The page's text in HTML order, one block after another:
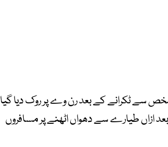
سے ٹکرانے کے بعد رن وے پر روک دیا گیا
ازاں طیارے سے دھواں اٹھنے پر مسافروں